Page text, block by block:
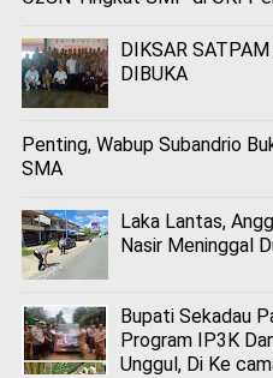
DIKSAR SATPAM
DIBUKA
Penting, Wabup Subandrio
SMA
Laka Lantas,
Nasir Meninggal
Bupati Sekadau
Program IP3K
Unggul, Di Ke